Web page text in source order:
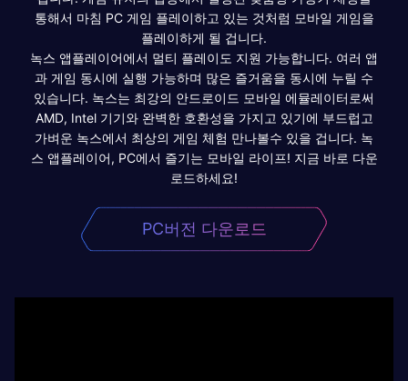
통해서 마침 PC 게임 플레이하고 있는 것처럼 모바일 게임을
플레이하게 될 겁니다.
녹스 앱플레이어에서 멀티 플레이도 지원 가능합니다. 여러 앱
과 게임 동시에 실행 가능하며 많은 즐거움을 동시에 누릴 수
있습니다. 녹스는 최강의 안드로이드 모바일 에뮬레이터로써
AMD, Intel 기기와 완벽한 호환성을 가지고 있기에 부드럽고
가벼운 녹스에서 최상의 게임 체험 만나볼수 있을 겁니다. 녹
스 앱플레이어, PC에서 즐기는 모바일 라이프! 지금 바로 다운
로드하세요!
PC버전 다운로드